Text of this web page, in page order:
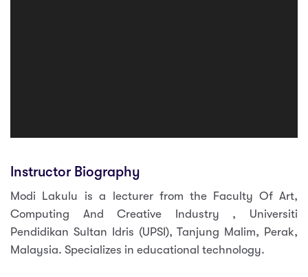
Instructor Biography
Modi Lakulu is a lecturer from the Faculty Of Art,
Computing And Creative Industry , Universiti
Pendidikan Sultan Idris (UPSI), Tanjung Malim, Perak,
Malaysia. Specializes in educational technology.